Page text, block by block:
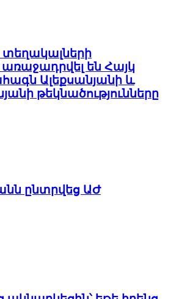
են Հայկ
Ալեքսանյանի և
թեկնածությունները
ընտրվեց ԱԺ